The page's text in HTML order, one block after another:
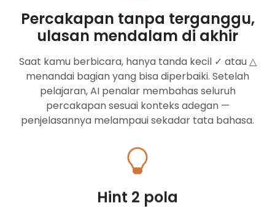
Percakapan tanpa terganggu,
ulasan mendalam di akhir
Saat kamu berbicara, hanya tanda kecil ✓ atau △
menandai bagian yang bisa diperbaiki. Setelah
pelajaran, AI penalar membahas seluruh
percakapan sesuai konteks adegan —
penjelasannya melampaui sekadar tata bahasa.
Hint 2 pola